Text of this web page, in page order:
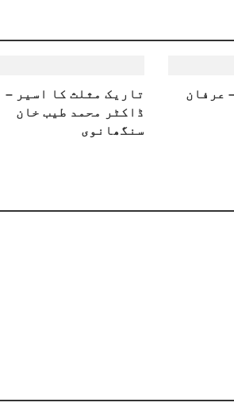
عرفان
تاریک مثلث کا اسیر –
ڈاکٹر محمد طیب خان
سنگھانوی